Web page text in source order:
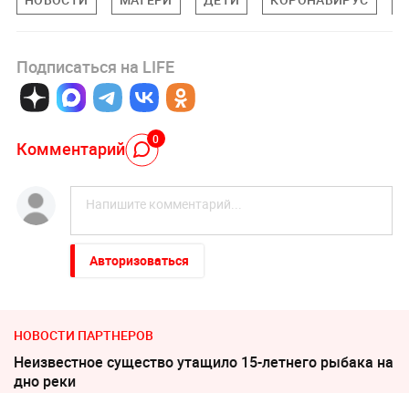
Подписаться на LIFE
Комментарий 0
Авторизоваться
НОВОСТИ ПАРТНЕРОВ
Неизвестное существо утащило 15-летнего рыбака на
дно реки